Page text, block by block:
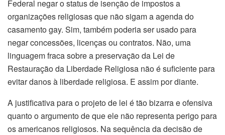
Federal negar o status de isenção de impostos a
organizações religiosas que não sigam a agenda do
casamento gay. Sim, também poderia ser usado para
negar concessões, licenças ou contratos. Não, uma
linguagem fraca sobre a preservação da Lei de
Restauração da Liberdade Religiosa não é suficiente para
evitar danos à liberdade religiosa. E assim por diante.
A justificativa para o projeto de lei é tão bizarra e ofensiva
quanto o argumento de que ele não representa perigo para
os americanos religiosos. Na sequência da decisão de